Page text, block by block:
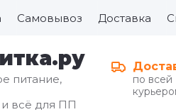
Самовывоз Доставка
питание,
и всё для ПП
по всей